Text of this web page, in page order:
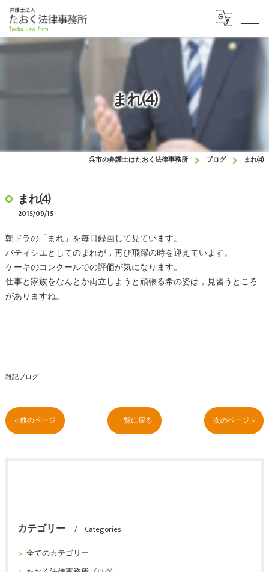
まれ⑷
呉市の弁護士はたおく法律事務所 ブログ まれ⑷
まれ⑷
2015/09/15
朝ドラの「まれ」を毎日録画して見ています。
パティシエとしてのまれが，再び飛躍の時を迎えています。
ケーキのコンクールでの評価が気になります。
仕事と家族をなんとか両立しようと頑張る希の姿は，見習うところ
がありますね。
雑記ブログ
< 前のページ 一覧に戻る 次のページ >
カテゴリー
Categories
全てのカテゴリー